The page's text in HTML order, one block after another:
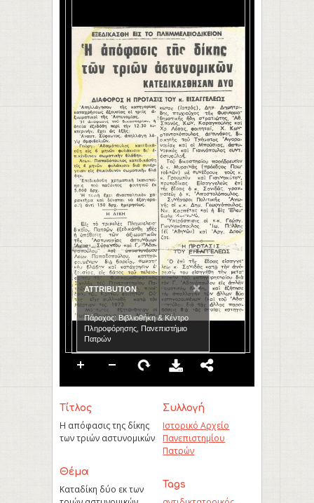
ATTRIBUTION ×
Πάροχος: Βιβλιοθήκη & Κέντρο
Πληροφόρησης, Πανεπιστήμιο
Πατρών
Τίτλος
Η απόφασις της δίκης
των τριών αστυνομικών
Θέμα
Καταδίκη δύο εκ των
Συλλογή
Ιστορικό Αρχείο
Πανεπιστημίου
Πατρών
Tags